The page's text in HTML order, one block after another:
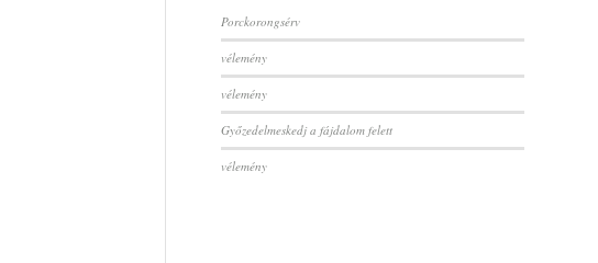
Porckorongsérv
vélemény
vélemény
Győzedelmeskedj a fájdalom felett
vélemény